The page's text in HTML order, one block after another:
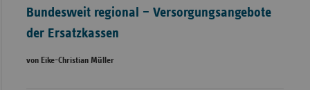
Bundesweit regional – Versorgungsangebote
der Ersatzkassen
von Eike-Christian Müller